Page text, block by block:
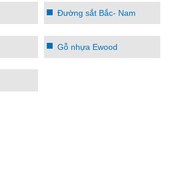
Đường sắt Bắc- Nam
Gỗ nhựa Ewood